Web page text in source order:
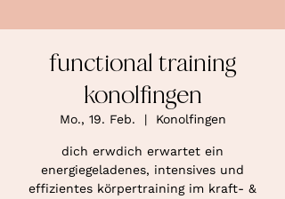
functional training
konolfingen
Mo., 19. Feb.
  |
Konolfingen
dich erwdich erwartet ein
energiegeladenes, intensives und
effizientes körpertraining im kraft- &